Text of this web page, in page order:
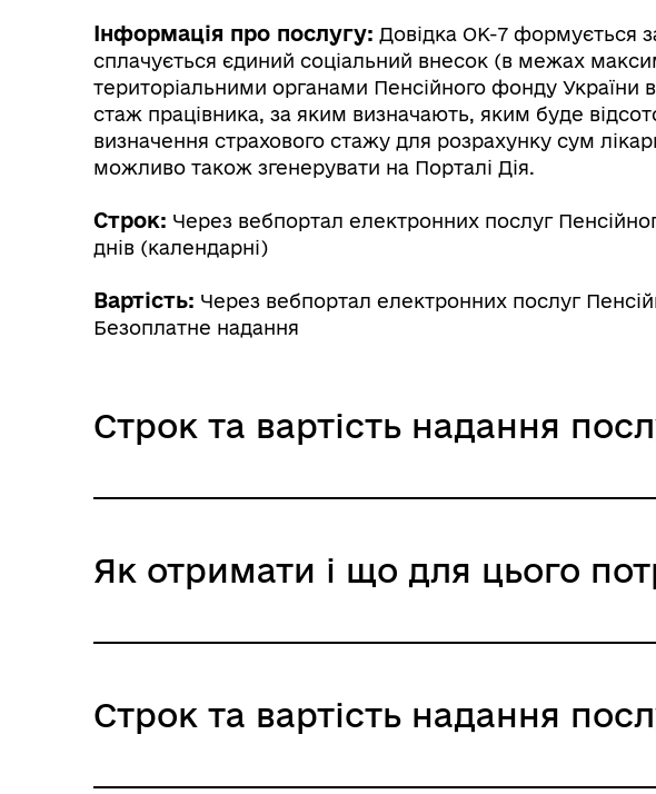
Інформація про послугу: Довідка ОК-7 формується за
сплачується єдиний соціальний внесок (в межах
територіальними органами Пенсійного фонду України
стаж працівника, за яким визначають, яким буде
визначення страхового стажу для розрахунку сум
можливо також згенерувати на Порталі Дія.
Строк: Через вебпортал електронних послуг
днів (календарні)
Вартість: Через вебпортал електронних послуг
Безоплатне надання
Строк та вартість надання
Адміністративний збір: Довідка формується та
Строк надання: 1 година
Адміністративний збір: Безоплатне надання / 0 UAH /
Як отримати і що для цього
Пенсійний фонд України
Територіальні органи Пенсійного фонду України
Строк та вартість надання